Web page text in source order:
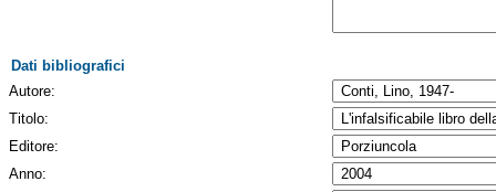
Dati bibliografici
Autore:
Titolo:
Editore:
Anno: